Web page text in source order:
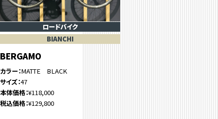
ロードバイク
BIANCHI
BERGAMO
カラー MATTE BLACK
サイズ 47
本体価格 ¥118,000
税込価格 ¥129,800